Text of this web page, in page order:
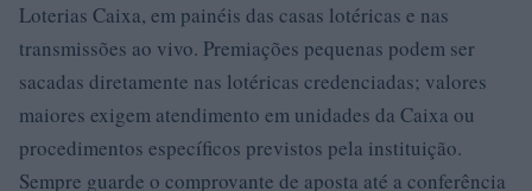
Loterias Caixa, em painéis das casas lotéricas e nas
transmissões ao vivo. Premiações pequenas podem ser
sacadas diretamente nas lotéricas credenciadas; valores
maiores exigem atendimento em unidades da Caixa ou
procedimentos específicos previstos pela instituição.
Sempre guarde o comprovante de aposta até a conferência